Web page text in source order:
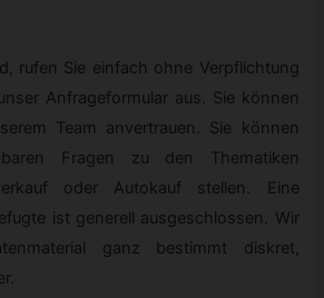
rufen Sie einfach ohne Verpflichtung
Anfrageformular aus. Sie können
Team anvertrauen. Sie können
Fragen zu den Thematiken
oder Autokauf stellen. Eine
ist generell ausgeschlossen. Wir
ganz bestimmt diskret,